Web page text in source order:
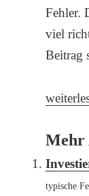
Fehler.
viel
Beitrag
Mehr
typische